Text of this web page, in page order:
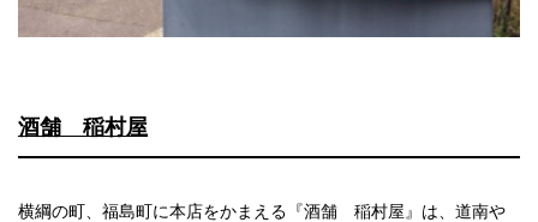
酒舗 稲村屋
横綱の町、福島町に本店をかまえる『酒舗 稲村屋』は、道南や